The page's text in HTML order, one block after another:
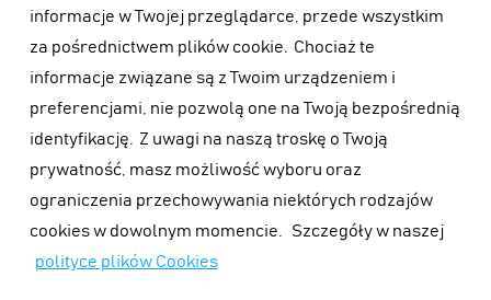
informacje w Twojej przeglądarce, przede wszystkim
za pośrednictwem plików cookie. Chociaż te
informacje związane są z Twoim urządzeniem i
preferencjami, nie pozwolą one na Twoją bezpośrednią
identyfikację. Z uwagi na naszą troskę o Twoją
prywatność, masz możliwość wyboru oraz
ograniczenia przechowywania niektórych rodzajów
cookies w dowolnym momencie.
Szczegóły w naszej
polityce plików Cookies